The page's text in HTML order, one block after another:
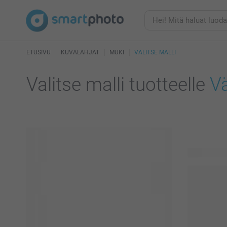
ETUSIVU KUVALAHJAT MUKI VALITSE MALLI
Valitse malli tuotteelle